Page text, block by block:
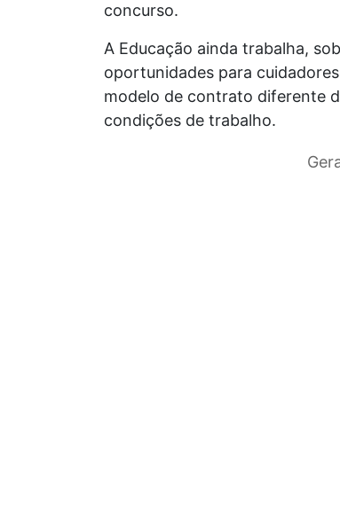
concurso.
A Educação ainda trabalha,
oportunidades para
modelo de contrato diferente
condições de trabalho.